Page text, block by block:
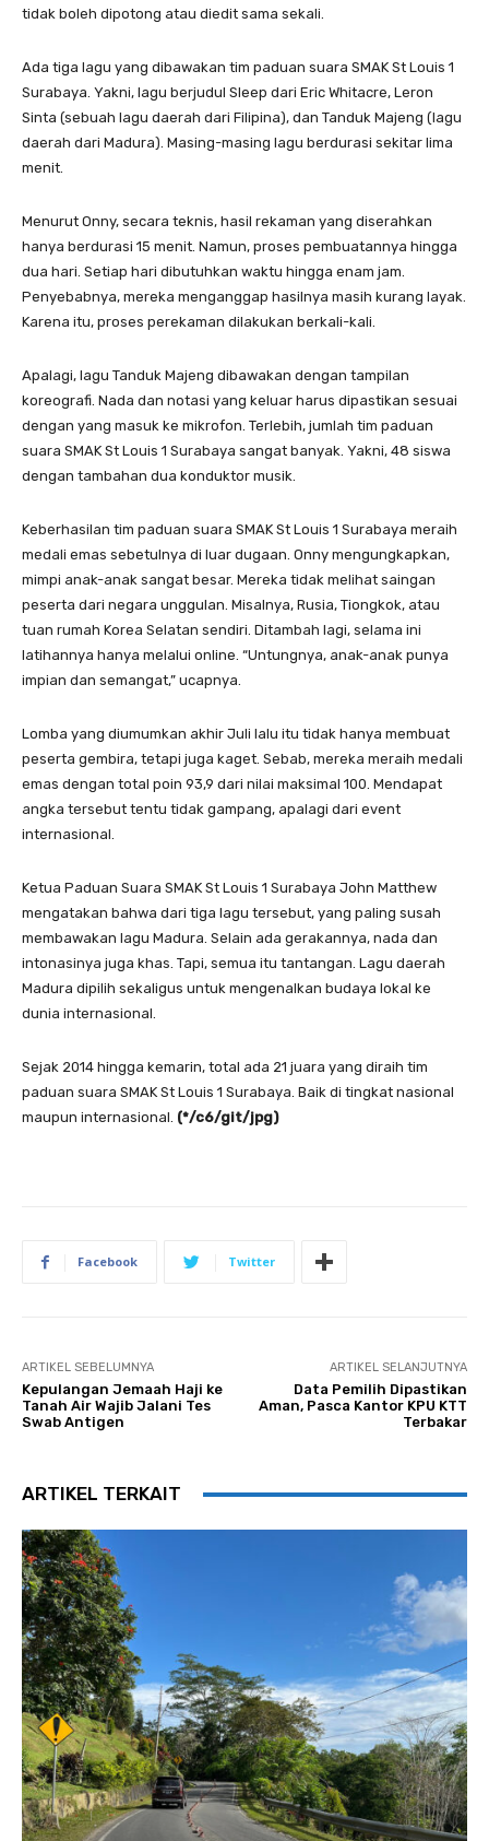
tidak boleh dipotong atau diedit sama sekali.
Ada tiga lagu yang dibawakan tim paduan suara SMAK St Louis 1
Surabaya. Yakni, lagu berjudul Sleep dari Eric Whitacre, Leron
Sinta (sebuah lagu daerah dari Filipina), dan Tanduk Majeng (lagu
daerah dari Madura). Masing-masing lagu berdurasi sekitar lima
menit.
Menurut Onny, secara teknis, hasil rekaman yang diserahkan
hanya berdurasi 15 menit. Namun, proses pembuatannya hingga
dua hari. Setiap hari dibutuhkan waktu hingga enam jam.
Penyebabnya, mereka menganggap hasilnya masih kurang layak.
Karena itu, proses perekaman dilakukan berkali-kali.
Apalagi, lagu Tanduk Majeng dibawakan dengan tampilan
koreografi. Nada dan notasi yang keluar harus dipastikan sesuai
dengan yang masuk ke mikrofon. Terlebih, jumlah tim paduan
suara SMAK St Louis 1 Surabaya sangat banyak. Yakni, 48 siswa
dengan tambahan dua konduktor musik.
Keberhasilan tim paduan suara SMAK St Louis 1 Surabaya meraih
medali emas sebetulnya di luar dugaan. Onny mengungkapkan,
mimpi anak-anak sangat besar. Mereka tidak melihat saingan
peserta dari negara unggulan. Misalnya, Rusia, Tiongkok, atau
tuan rumah Korea Selatan sendiri. Ditambah lagi, selama ini
latihannya hanya melalui online. “Untungnya, anak-anak punya
impian dan semangat,” ucapnya.
Lomba yang diumumkan akhir Juli lalu itu tidak hanya membuat
peserta gembira, tetapi juga kaget. Sebab, mereka meraih medali
emas dengan total poin 93,9 dari nilai maksimal 100. Mendapat
angka tersebut tentu tidak gampang, apalagi dari event
internasional.
Ketua Paduan Suara SMAK St Louis 1 Surabaya John Matthew
mengatakan bahwa dari tiga lagu tersebut, yang paling susah
membawakan lagu Madura. Selain ada gerakannya, nada dan
intonasinya juga khas. Tapi, semua itu tantangan. Lagu daerah
Madura dipilih sekaligus untuk mengenalkan budaya lokal ke
dunia internasional.
Sejak 2014 hingga kemarin, total ada 21 juara yang diraih tim
paduan suara SMAK St Louis 1 Surabaya. Baik di tingkat nasional
maupun internasional. (*/c6/git/jpg)
Facebook Twitter
ARTIKEL SEBELUMNYA
Kepulangan Jemaah Haji ke
Tanah Air Wajib Jalani Tes
Swab Antigen
ARTIKEL SELANJUTNYA
Data Pemilih Dipastikan
Aman, Pasca Kantor KPU KTT
Terbakar
ARTIKEL TERKAIT